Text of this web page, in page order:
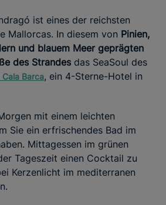
ist eines der reichsten
Mallorcas. In diesem von Pinien,
und blauem Meer geprägten
des Strandes das SeaSoul des
Barca, ein 4-Sterne-Hotel in
mit einem leichten
Sie ein erfrischendes Bad im
Mittagessen im grünen
Tageszeit einen Cocktail zu
Kerzenlicht im mediterranen